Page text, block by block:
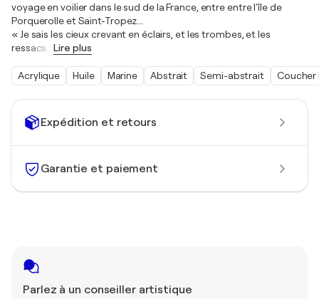
Expédition et retours
Garantie et paiement
Parlez à un conseiller artistique
voyage en voilier dans le sud de la France, entre entre l'île de
Porquerolle et Saint-Tropez...
« Je sais les cieux crevant en éclairs, et les trombes, et les
ressacs
Lire plus
Acrylique Huile Marine Abstrait Semi-abstrait Coucher